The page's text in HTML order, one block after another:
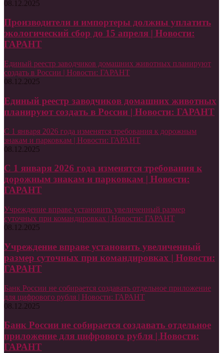
08.12.2025
Производители и импортеры должны уплатить
экологический сбор до 15 апреля | Новости:
ГАРАНТ
Единый реестр заводчиков домашних животных планируют
создать в России | Новости: ГАРАНТ
08.12.2025
Единый реестр заводчиков домашних животных
планируют создать в России | Новости: ГАРАНТ
С 1 января 2026 года изменятся требования к дорожным
знакам и парковкам | Новости: ГАРАНТ
08.12.2025
С 1 января 2026 года изменятся требования к
дорожным знакам и парковкам | Новости:
ГАРАНТ
Учреждение вправе установить увеличенный размер
суточных при командировках | Новости: ГАРАНТ
08.12.2025
Учреждение вправе установить увеличенный
размер суточных при командировках | Новости:
ГАРАНТ
Банк России не собирается создавать отдельное приложение
для цифрового рубля | Новости: ГАРАНТ
08.12.2025
Банк России не собирается создавать отдельное
приложение для цифрового рубля | Новости:
ГАРАНТ